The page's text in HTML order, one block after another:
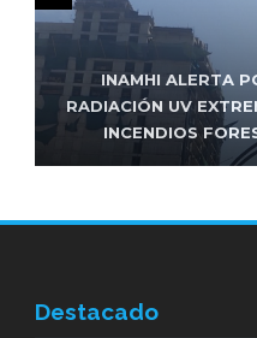
INAMHI ALERTA
RADIACIÓN UV
INCENDIOS
FUNCIONARIO DEL
ASESINADO
FRENTE DE
UNIDAD POPULAR
DE PABEL
Destacado